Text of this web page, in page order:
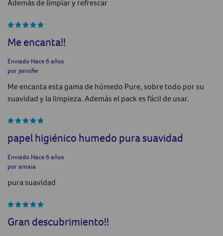
Además de limpiar y refrescar
Me encanta!!
Enviado Hace 6 años
por jennifer
Me encanta esta gama de húmedo Pure, sobre todo por su
suavidad y la limpieza. Además el pack es fácil de usar.
papel higiénico humedo pura suavidad
Enviado Hace 6 años
poramaia
pura suavidad
Gran descubrimiento!!